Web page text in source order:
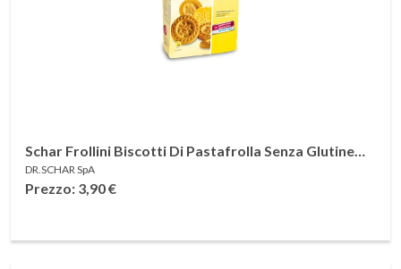
Schar Frollini Biscotti Di Pastafrolla Senza Glutine
300 g
DR.SCHAR SpA
Prezzo: 3,90€